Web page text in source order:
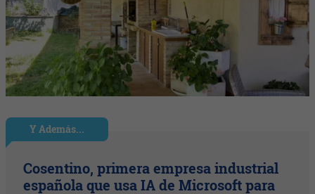
Y Además...
Cosentino, primera empresa industrial
española que usa IA de Microsoft para